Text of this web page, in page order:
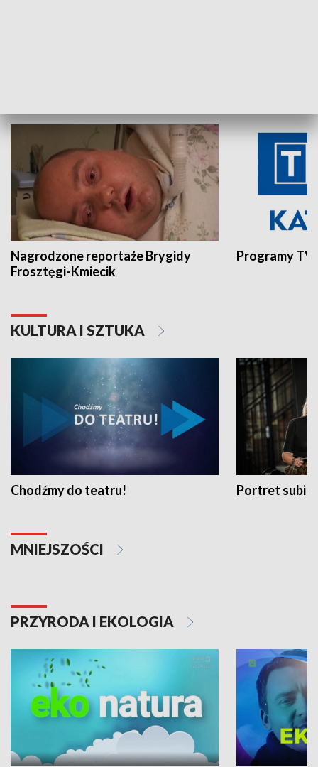
Nagrodzone reportaże Brygidy
Frosztęgi-Kmiecik
Programy
KULTURA I SZTUKA
Chodźmy do teatru! Portret
MNIEJSZOŚCI
PRZYRODA I EKOLOGIA